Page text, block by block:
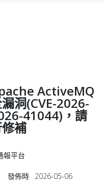
ActiveMQ
洞(CVE-2026-
41044)，請
補
報平台
發佈時
2026-05-06